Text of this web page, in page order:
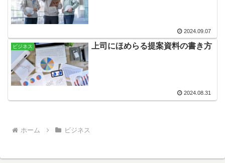
2024.09.07
ビジネス 上司にほめらる提案資料の書き方
2024.08.31
ホーム ビジネス